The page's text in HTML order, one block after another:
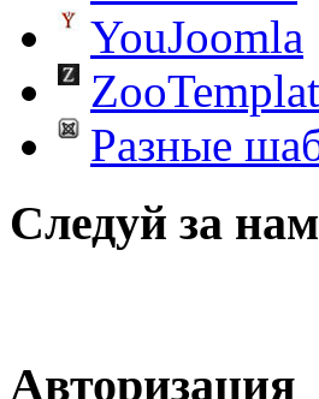
YouJoomla
Разные
Следуй за
Авторизация